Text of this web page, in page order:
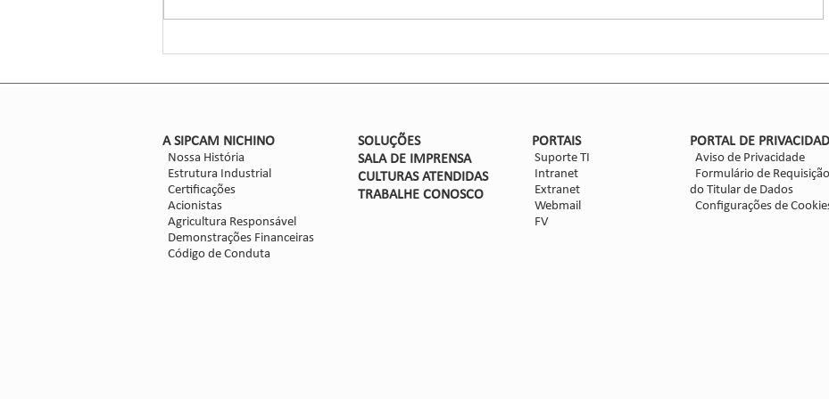
novo herbicida para o manejo do
Dalbulus maidis?
formada
​A SIPCAM NICHINO
Nossa História
Estrutura Industrial
Certificações
Acionistas
Agricultura Responsável
Demonstrações Financeiras
Código de Conduta
SOLUÇÕES
SALA DE IMPRENSA
CULTURAS ATENDIDAS
TRABALHE CONOSCO
PORTAIS
Suporte TI
Intranet
Extranet
Webmail
FV
PORTAL DE
Aviso de Privacidade
Formulário de Requisição
do Titular de Dados
Configurações de